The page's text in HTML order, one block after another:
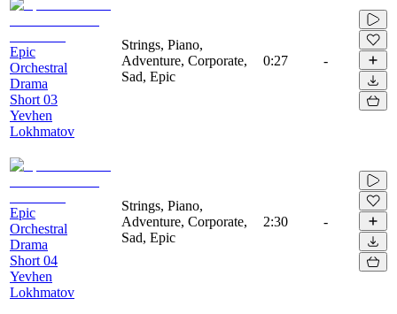
Epic
Orchestral
Drama
Short 03
Yevhen
Lokhmatov
Strings, Piano,
Adventure, Corporate,
Sad, Epic
0:27 -
Epic
Orchestral
Drama
Short 04
Yevhen
Lokhmatov
Strings, Piano,
Adventure, Corporate,
Sad, Epic
2:30 -